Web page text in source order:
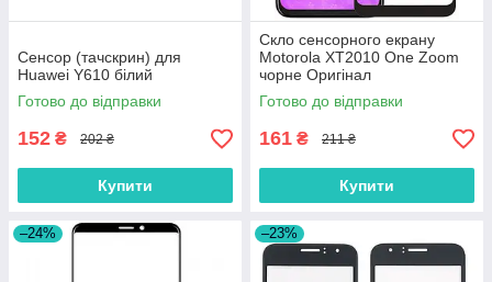
Сенсор (тачскрин) для
Huawei Y610 білий
Готово до відправки
152 ₴ 202 ₴
Купити
Скло сенсорного екрану
Motorola XT2010 One Zoom
чорне Оригінал
Готово до відправки
161 ₴ 211 ₴
Купити
–24% –23%